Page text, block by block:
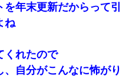
年末更新だからって引
ね
くれたので
自分がこんなに怖がり